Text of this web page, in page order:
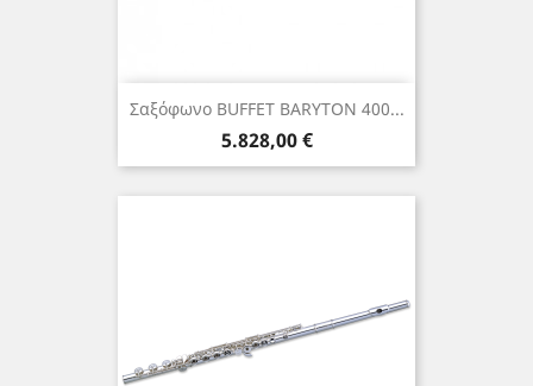
Σαξόφωνο BUFFET BARYTON 400...
Τιμή
5.828,00 €